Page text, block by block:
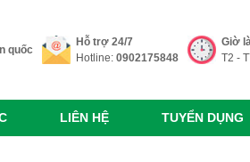
quốc
Hỗ trợ 24/7
Hotline: 0902175848
Giờ
T2 -
LIÊN HỆ TUYỂN DỤNG